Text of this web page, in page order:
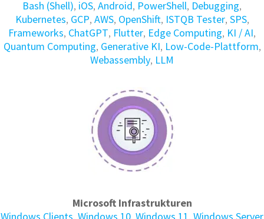
Bash (Shell), iOS, Android, PowerShell, Debugging,
Kubernetes, GCP, AWS, OpenShift, ISTQB Tester, SPS,
Frameworks, ChatGPT, Flutter, Edge Computing, KI / AI,
Quantum Computing, Generative KI, Low-Code-Plattform,
Webassembly, LLM
Microsoft Infrastrukturen